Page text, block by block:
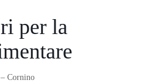
per la
Cornino